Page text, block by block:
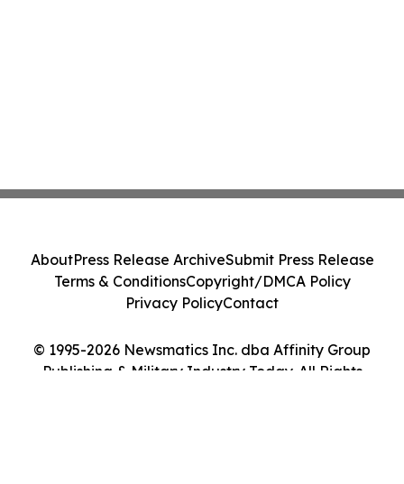
© 1995-2026 Newsmatics Inc. dba Affinity Group
Publishing & Military Industry Today. All Rights
AboutPress Release ArchiveSubmit Press Release
Terms & ConditionsCopyright/DMCA Policy
Privacy PolicyContact